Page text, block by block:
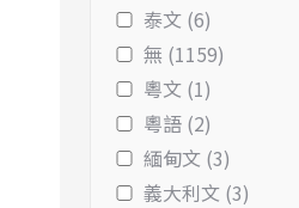
泰文 (6)
無 (1159)
粵文 (1)
粵語 (2)
緬甸文 (3)
義大利文 (3)